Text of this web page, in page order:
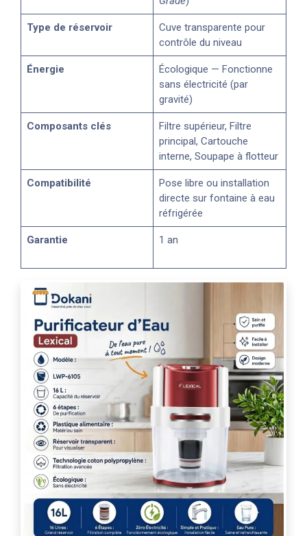
Type de réservoir
Cuve transparente pour
contrôle du niveau
Énergie
Écologique — Fonctionne
sans électricité (par
gravité)
Composants clés
Filtre supérieur, Filtre
principal, Cartouche
interne, Soupape à flotteur
Compatibilité
Pose libre ou installation
directe sur fontaine à eau
réfrigérée
Garantie 1 an